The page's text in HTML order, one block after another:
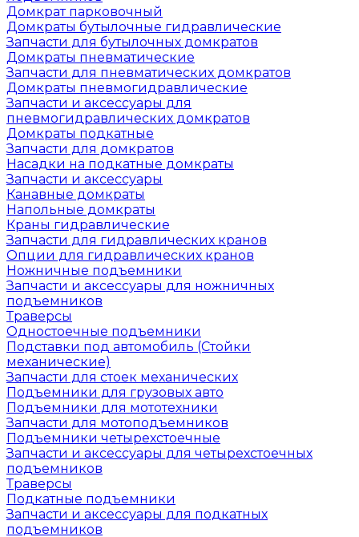
Домкрат парковочный
Домкраты бутылочные гидравлические
Запчасти для бутылочных домкратов
Домкраты пневматические
Запчасти для пневматических домкратов
Домкраты пневмогидравлические
Запчасти и аксессуары для
пневмогидравлических домкратов
Домкраты подкатные
Запчасти для домкратов
Насадки на подкатные домкраты
Запчасти и аксессуары
Канавные домкраты
Напольные домкраты
Краны гидравлические
Запчасти для гидравлических кранов
Опции для гидравлических кранов
Ножничные подъемники
Запчасти и аксессуары для ножничных
подъемников
Траверсы
Одностоечные подъемники
Подставки под автомобиль (Стойки
механические)
Запчасти для стоек механических
Подъемники для грузовых авто
Подъемники для мототехники
Запчасти для мотоподъемников
Подъемники четырехстоечные
Запчасти и аксессуары для четырехстоечных
подъемников
Траверсы
Подкатные подъемники
Запчасти и аксессуары для подкатных
подъемников